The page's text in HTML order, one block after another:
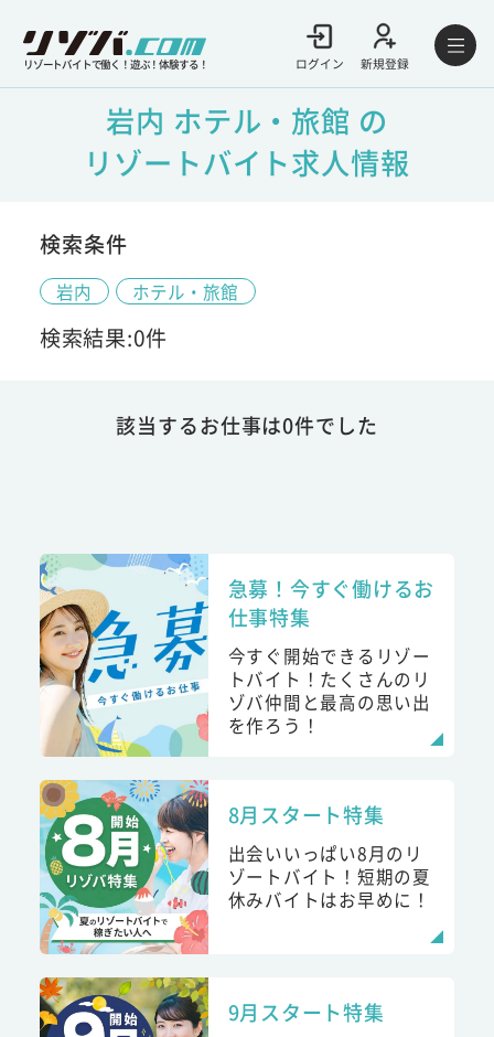
リゾートバイトで働く！遊ぶ！体験する！ ログイン 新規登録
岩内 ホテル・旅館 の
リゾートバイト求人情報
検索条件
岩内 ホテル・旅館
検索結果:0件
該当するお仕事は0件でした
急募！今すぐ働けるお
仕事特集
今すぐ開始できるリゾー
トバイト！たくさんのリ
ゾバ仲間と最高の思い出
を作ろう！
8月スタート特集
出会いいっぱい8月のリ
ゾートバイト！短期の夏
休みバイトはお早めに！
9月スタート特集